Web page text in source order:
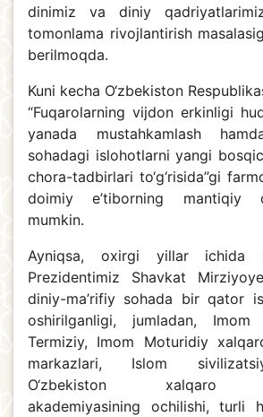
dinimiz va diniy
tomonlama rivojlantirish
berilmoqda.
Kuni kecha O‘zbekiston
“Fuqarolarning vijdon erkinligi
yanada mustahkamlash
sohadagi islohotlarni yangi
chora-tadbirlari to‘g‘risida”gi
doimiy e’tiborning mantiqiy
mumkin.
Ayniqsa, oxirgi yillar ichida
Prezidentimiz Shavkat
diniy-ma’rifiy sohada bir qator
oshirilganligi, jumladan, Imom
Termiziy, Imom Moturidiy
markazlari, Islom
O‘zbekiston xalqaro
akademiyasining ochilishi, turli